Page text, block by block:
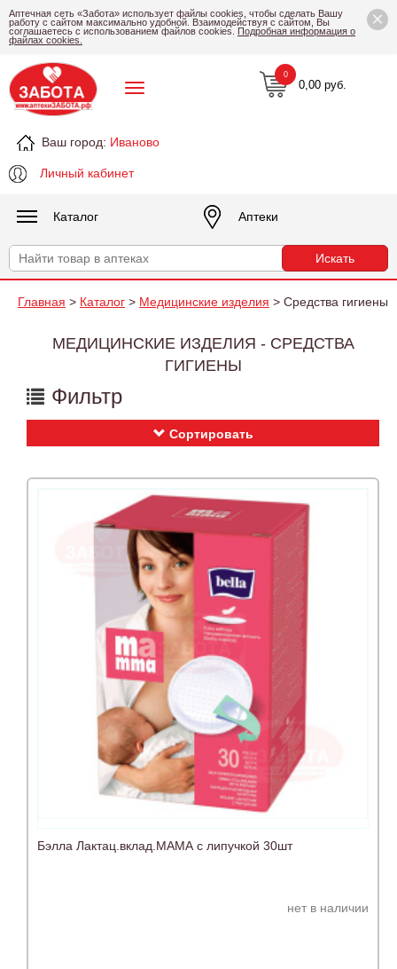
×
Аптечная сеть «Забота» использует файлы cookies, чтобы сделать Вашу
работу с сайтом максимально удобной. Взаимодействуя с сайтом, Вы
соглашаетесь с использованием файлов cookies. Подробная информация о
файлах cookies.
Ваш город: Иваново
Личный кабинет
0,00 руб.
0
Каталог Аптеки
Главная > Каталог > Медицинские изделия > Средства гигиены
МЕДИЦИНСКИЕ ИЗДЕЛИЯ - СРЕДСТВА
ГИГИЕНЫ
Фильтр
Сортировать
Бэлла Лактац.вклад.МАМА с липучкой 30шт
нет в наличии